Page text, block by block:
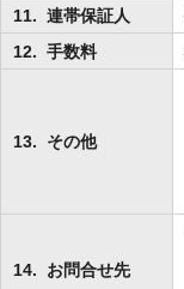
11. 連帯保証人
12. 手数料
13. その他
14. お問合せ先